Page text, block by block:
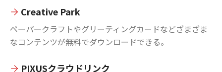
Creative Park
ペーパークラフトやグリーティングカードなどざまざま
なコンテンツが無料でダウンロードできる。
PIXUSクラウドリンク